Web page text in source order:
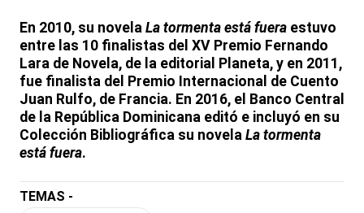
En 2010, su novela La tormenta está fuera estuvo
entre las 10 finalistas del XV Premio Fernando
Lara de Novela, de la editorial Planeta, y en 2011,
fue finalista del Premio Internacional de Cuento
Juan Rulfo, de Francia. En 2016, el Banco Central
de la República Dominicana editó e incluyó en su
Colección Bibliográfica su novela La tormenta
está fuera.
TEMAS -